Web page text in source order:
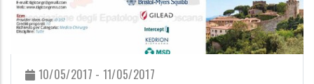
10/05/2017 - 11/05/2017